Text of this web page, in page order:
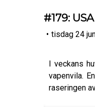
#179:
• tisdag 24
I veckans
vapenvila.
raseringen